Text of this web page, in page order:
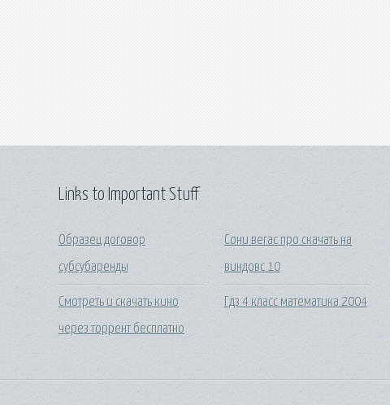
Links to Important Stuff
Образец договор
субсубаренды
Смотреть и скачать кино
через торрент бесплатно
Сони вегас про скачать на
виндовс 10
Гдз 4 класс математика 2004